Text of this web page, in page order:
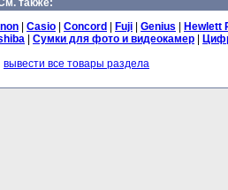
также:
Casio Concord Fuji Genius Hewlett
Сумки для фото и видеокамер
вывести все товары раздела